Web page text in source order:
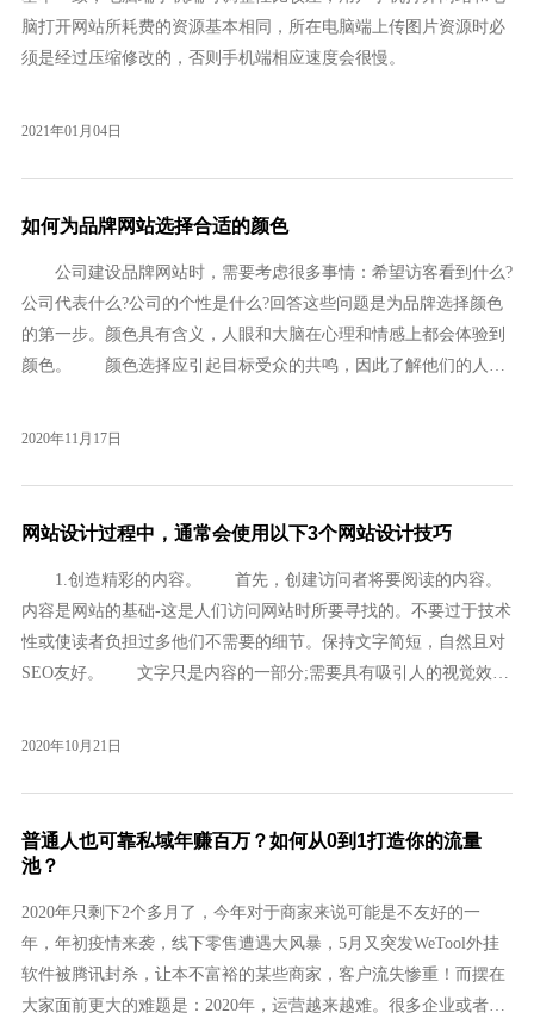
脑打开网站所耗费的资源基本相同，所在电脑端上传图片资源时必
须是经过压缩修改的，否则手机端相应速度会很慢。
2021年01月04日
如何为品牌网站选择合适的颜色
公司建设品牌网站时，需要考虑很多事情：希望访客看到什么?
公司代表什么?公司的个性是什么?回答这些问题是为品牌选择颜色
的第一步。颜色具有含义，人眼和大脑在心理和情感上都会体验到
颜色。 颜色选择应引起目标受众的共鸣，因此了解他们的人口
参考相关联-在为品牌选择颜色时，请考虑公司代表的价值。社会变
2020年11月17日
网站设计过程中，通常会使用以下3个网站设计技巧
1.创造精彩的内容。 首先，创建访问者将要阅读的内容。
内容是网站的基础-这是人们访问网站时所要寻找的。不要过于技术
性或使读者负担过多他们不需要的细节。保持文字简短，自然且对
SEO友好。 文字只是内容的一部分;需要具有吸引人的视觉效
和GIF之类的文件类型，但也可以是SVG，它们具有很多优点。可
2020年10月21日
普通人也可靠私域年赚百万？如何从0到1打造你的流量
池？
2020年只剩下2个多月了，今年对于商家来说可能是不友好的一
年，年初疫情来袭，线下零售遭遇大风暴，5月又突发WeTool外挂
软件被腾讯封杀，让本不富裕的某些商家，客户流失惨重！而摆在
大家面前更大的难题是：2020年，运营越来越难。很多企业或者实